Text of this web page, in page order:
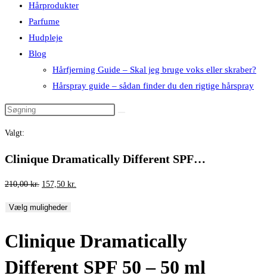
Hårprodukter
Parfume
Hudpleje
Blog
Hårfjerning Guide – Skal jeg bruge voks eller skraber?
Hårspray guide – sådan finder du den rigtige hårspray
Valgt:
Clinique Dramatically Different SPF…
210,00kr. Den
pris
210,00 kr..
157,50 kr.
157,50 kr..
Vælg muligheder
Clinique Dramatically
Different SPF 50 – 50 ml